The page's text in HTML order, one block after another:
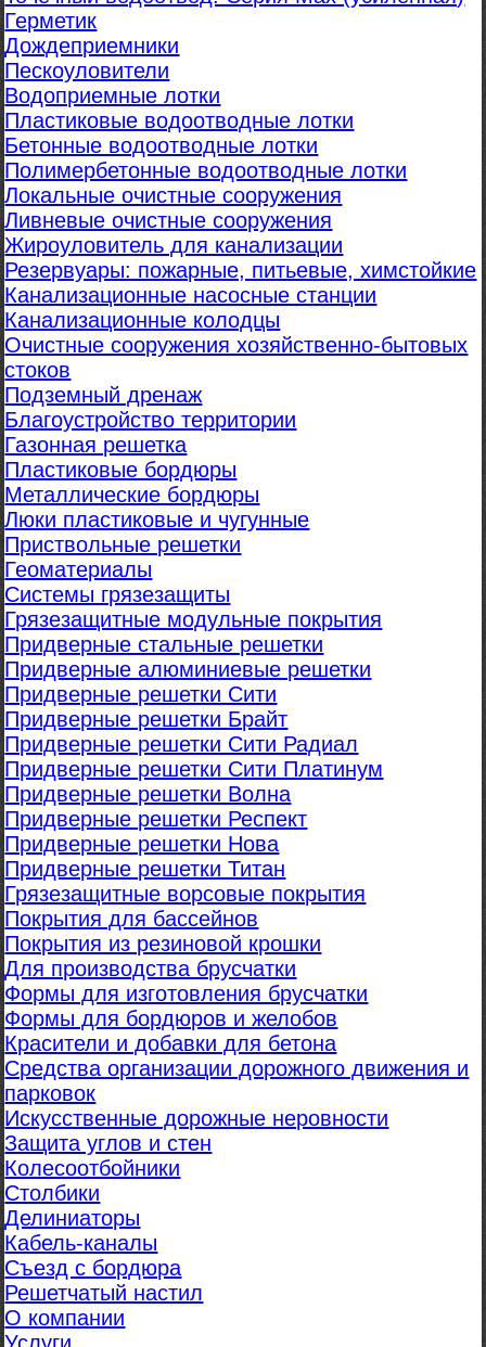
Герметик
Дождеприемники
Пескоуловители
Водоприемные лотки
Пластиковые водоотводные лотки
Бетонные водоотводные лотки
Полимербетонные водоотводные лотки
Локальные очистные сооружения
Ливневые очистные сооружения
Жироуловитель для канализации
Резервуары: пожарные, питьевые, химстойкие
Канализационные насосные станции
Канализационные колодцы
Очистные сооружения хозяйственно-бытовых
стоков
Подземный дренаж
Благоустройство территории
Газонная решетка
Пластиковые бордюры
Металлические бордюры
Люки пластиковые и чугунные
Приствольные решетки
Геоматериалы
Системы грязезащиты
Грязезащитные модульные покрытия
Придверные стальные решетки
Придверные алюминиевые решетки
Придверные решетки Сити
Придверные решетки Брайт
Придверные решетки Сити Радиал
Придверные решетки Сити Платинум
Придверные решетки Волна
Придверные решетки Респект
Придверные решетки Нова
Придверные решетки Титан
Грязезащитные ворсовые покрытия
Покрытия для бассейнов
Покрытия из резиновой крошки
Для производства брусчатки
Формы для изготовления брусчатки
Формы для бордюров и желобов
Красители и добавки для бетона
Средства организации дорожного движения и
парковок
Искусственные дорожные неровности
Защита углов и стен
Колесоотбойники
Столбики
Делиниаторы
Кабель-каналы
Съезд с бордюра
Решетчатый настил
О компании